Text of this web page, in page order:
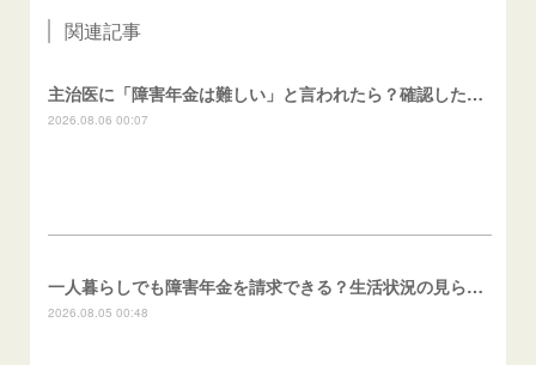
関連記事
主治医に「障害年金は難しい」と言われたら？確認したいこと
2026.08.06 00:07
一人暮らしでも障害年金を請求できる？生活状況の見られ方
2026.08.05 00:48